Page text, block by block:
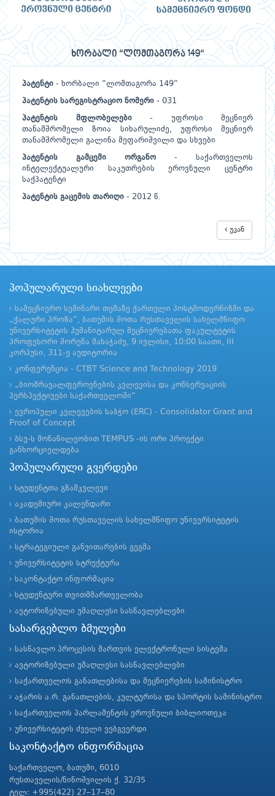
ხორბალი “ლომთაგორა 149“
პატენტი - ხორბალი “ლომთაგორა 149“
პატენტის სარეგისტრაციო ნომერი - 031
პატენტის მფლობელები- უფროსი მეცნიერ
თანამშრომელი ზოია სიხარულიძე, უფროსი მეცნიერ
თანამშრომელი გალინა მეფარიშვილი და სხვები
პატენტის გამცემი ორგანო - საქართველოს
ინტელექტუალური საკუთრების ეროვნული ცენტრი
საქპატენტი
პატენტის გაცემის თარიღი - 2012 წ.
უკან
პოპულარული სიახლეები
სამეცნიერო სემინარი თემაზე ქართული პოსტმოდერნიზმი და
„ქალური პროზა“, ბათუმის შოთა რუსთაველის სახელმწიფო
უნივერსიტეტის ჰუმანიტარულ მეცნიერებათა ფაკულტეტის
პროფესორი შორენა მახაჭაძე, 9 ივლისი, 10:00 საათი, III
კორპუსი, 311-ე აუდიტორია
კონფერენცია - CTBT Science and Technology 2019
„ბიომრავალფეროვნების კვლევისა და კონსერვაციის
პერსპექტივები საქართველოში“
ევროპული კვლევების საბჭო (ERC) - Consolidator Grant and
Proof of Concept
ბსუ-ს მონაწილეობით TEMPUS -ის ორი პროექტი
განხორციელდება
პოპულარული გვერდები
სტუდენტთა გზამკვლევი
აკადემიური კალენდარი
ბათუმის შოთა რუსთაველის სახელმწიფო უნივერსიტეტის
ისტორია
სტრატეგიული განვითარების გეგმა
უნივერსიტეტის სტრუქტურა
საკონტაქტო ინფორმაცია
სტუდენტური თვითმმართველობა
ავტორიზებული უმაღლესი სასწავლებლები
სასარგებლო ბმულები
სასწავლო პროცესის მართვის ელექტრონული სისტემა
ავტორიზებული უმაღლესი სასწავლებლები
საქართველოს განათლებისა და მეცნიერების სამინისტრო
აჭარის ა.რ. განათლების, კულტურისა და სპორტის სამინისტრო
საქართველოს პარლამენტის ეროვნული ბიბლიოთეკა
უნივერსიტეტის ძველი ვებგვერდი
საკონტაქტო ინფორმაცია
საქართველო, ბათუმი, 6010
რუსთაველის/ნინოშვილის ქ. 32/35
ტელ: +995(422) 27–17–80